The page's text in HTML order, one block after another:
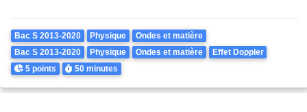
Theme
Bac S 2013-2020 Physique
Ondes et matière
Bac S 2013-2020
Physique Ondes et matière Effet Doppler
Points
5 points Durée
50 minutes